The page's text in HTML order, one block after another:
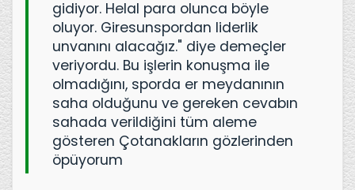
gidiyor. Helal para olunca böyle
oluyor. Giresunspordan liderlik
unvanını alacağız." diye demeçler
veriyordu. Bu işlerin konuşma ile
olmadığını, sporda er meydanının
saha olduğunu ve gereken cevabın
sahada verildiğini tüm aleme
gösteren Çotanakların gözlerinden
öpüyorum